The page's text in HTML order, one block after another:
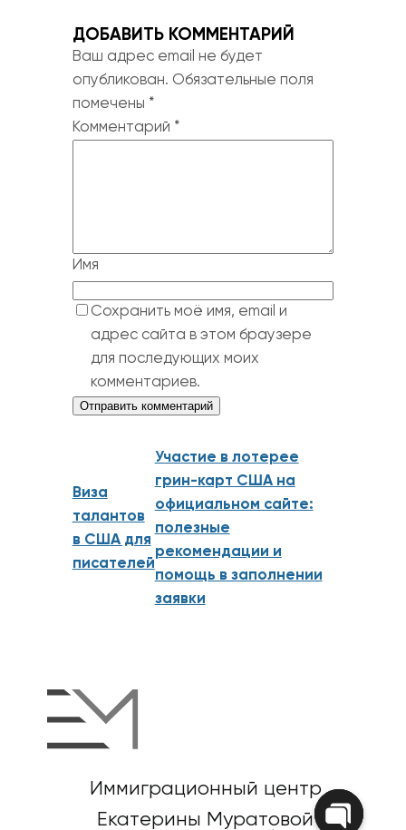
ДОБАВИТЬ КОММЕНТАРИЙ
Ваш адрес email не будет
опубликован. Обязательные поля
помечены *
Комментарий *
Имя
Сохранить моё имя, email и
адрес сайта в этом браузере
для последующих моих
комментариев.
Виза
талантов
в США для
писателей
Участие в лотерее
грин-карт США на
официальном сайте:
полезные
рекомендации и
помощь в заполнении
заявки
Иммиграционный центр
Екатерины Муратовой